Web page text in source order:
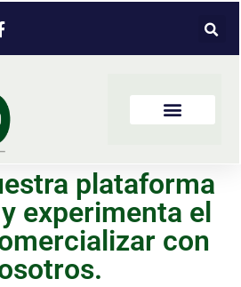
plataforma
experimenta el
con